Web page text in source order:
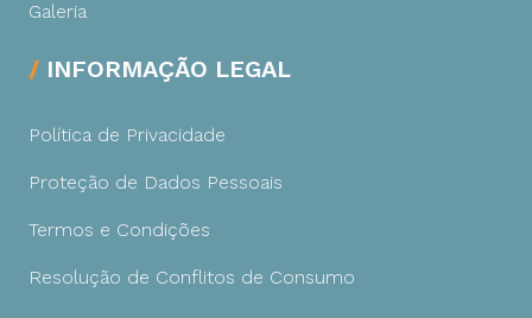
Galeria
INFORMAÇÃO LEGAL
Política de Privacidade
Proteção de Dados Pessoais
Termos e Condições
Resolução de Conflitos de Consumo